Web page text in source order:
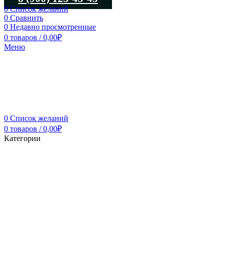
0Список желаний
0 Сравнить
0 Недавно просмотренные
0 товаров / 0,00₽
Меню
0 Список желаний
0 товаров / 0,00₽
Категории